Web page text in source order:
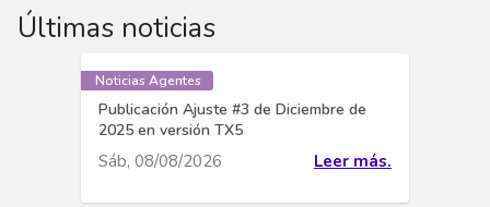
Últimas noticias
Noticias Agentes
Publicación Ajuste #3 de Diciembre de
2025 en versión TX5
Sáb, 08/08/2026 Leer más.